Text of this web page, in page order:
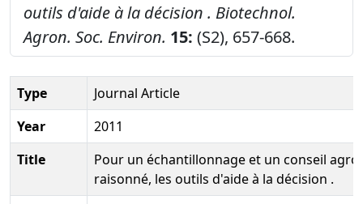
outils d'aide à la décision . Biotechnol.
Agron. Soc. Environ. 15: (S2), 657-668.
Type
Journal Article
Year
2011
Title
Pour un échantillonnage et un conseil
raisonné, les outils d'aide à la décision .